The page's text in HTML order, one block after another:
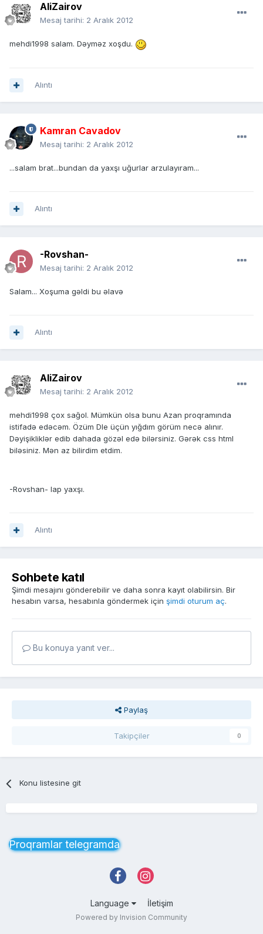
AliZairov
Mesaj tarihi: 2 Aralık 2012
mehdi1998 salam. Dəyməz xoşdu.
Alıntı
Kamran Cavadov
Mesaj tarihi: 2 Aralık 2012
...salam brat...bundan da yaxşı uğurlar arzulayıram...
Alıntı
-Rovshan-
Mesaj tarihi: 2 Aralık 2012
Salam... Xoşuma gəldi bu əlavə
Alıntı
AliZairov
Mesaj tarihi: 2 Aralık 2012
mehdi1998 çox sağol. Mümkün olsa bunu Azan proqramında
istifadə edəcəm. Özüm Dle üçün yığdım görüm necə alınır.
Dəyişikliklər edib dahada gözəl edə bilərsiniz. Gərək css html
biləsiniz. Mən az bilirdim etdim.
-Rovshan- lap yaxşı.
Alıntı
Sohbete katıl
Şimdi mesajını gönderebilir ve daha sonra kayıt olabilirsin. Bir
hesabın varsa, hesabınla göndermek için şimdi oturum aç.
Bu konuya yanıt ver...
Paylaş
Takipçiler 0
Konu listesine git
Proqramlar telegramda
Language İletişim
Powered by Invision Community